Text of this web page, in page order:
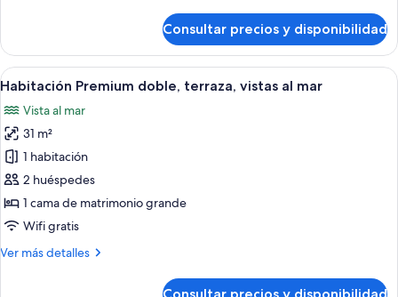
del
jardín
triple,
terraza,
en
zona
del
jardín
Consultar precios y disponibilidad
Abrir
todas
las
fotos
de
Habitación
Premium
doble,
terraza,
vistas
Habitación de hotel moderna con
6
Habitación Premium doble, terraza, vistas al mar
Vista al mar
31 m²
1 habitación
2 huéspedes
1 cama de matrimonio grande
Wifi gratis
Ver más detalles
Más